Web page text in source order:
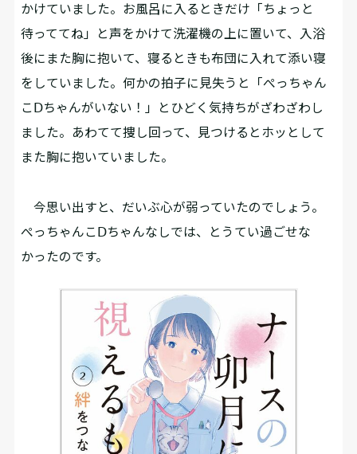
かけていました。お風呂に入るときだけ「ちょっと
待っててね」と声をかけて洗濯機の上に置いて、入浴
後にまた胸に抱いて、寝るときも布団に入れて添い寝
をしていました。何かの拍子に見失うと「ぺっちゃん
こⅮちゃんがいない！」とひどく気持ちがざわざわし
ました。あわてて捜し回って、見つけるとホッとして
また胸に抱いていました。
今思い出すと、だいぶ心が弱っていたのでしょう。
ぺっちゃんこⅮちゃんなしでは、とうてい過ごせな
かったのです。